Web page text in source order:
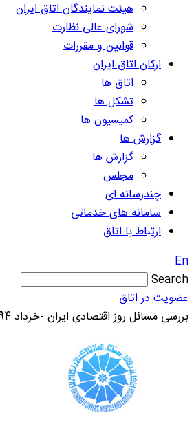
هیئت نمایندگان اتاق ایران
شورای عالی نظارت
قوانین و مقررات
ارکان اتاق ایران
اتاق ها
تشکل ها
کمیسیون ها
گزارش ها
گزارش ها
مجلس
چندرسانه ای
سامانه های خدماتی
ارتباط با اتاق
En
Search
عضویت در اتاق
بررسی مسائل روز اقتصادی ایران -خرداد 94